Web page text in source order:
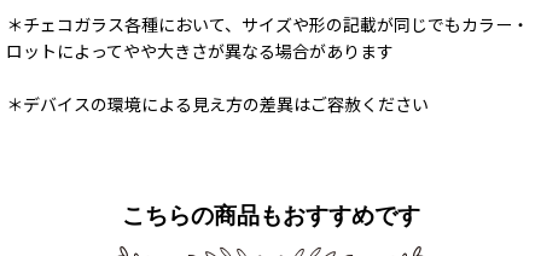
＊チェコガラス各種において、サイズや形の記載が同じでもカラー・
ロットによってやや大きさが異なる場合があります
＊デバイスの環境による見え方の差異はご容赦ください
こちらの商品もおすすめです